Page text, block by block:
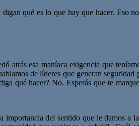
qué es lo que hay que hacer. Eso
atrás esa maníaca exigencia que
de líderes que generan
qué hacer? No. Esperás que te
del sentido que le damos a